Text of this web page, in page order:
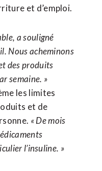
et d’emploi.
a souligné
Nous acheminons
des produits
semaine. »
les limites
et de
« De mois
l’insuline. »